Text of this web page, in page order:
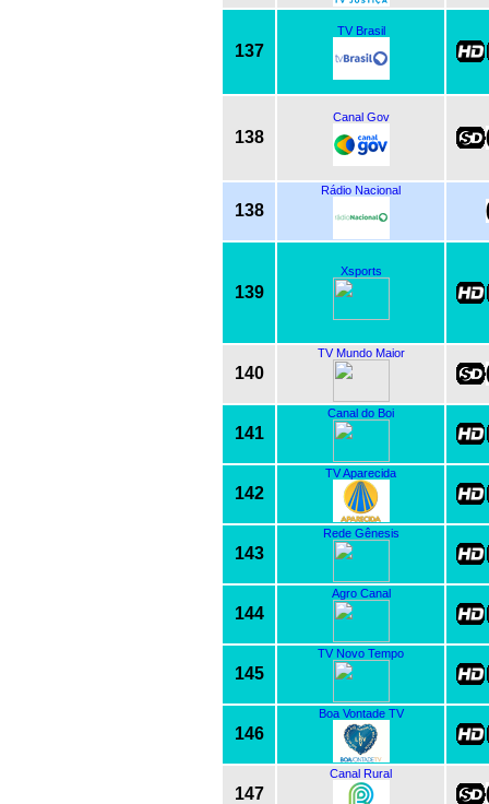
137
TV Brasil
138
Canal Gov
138
Rádio Nacional
139
Xsports
140
TV Mundo Maior
141
Canal do Boi
142
TV Aparecida
143
Rede Gênesis
144
Agro Canal
145
TV Novo Tempo
146
Boa Vontade TV
147
Canal Rural